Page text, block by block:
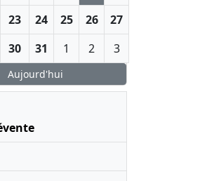
23 24 25 26
27
30 31 1 2 3
Aujourd'hui